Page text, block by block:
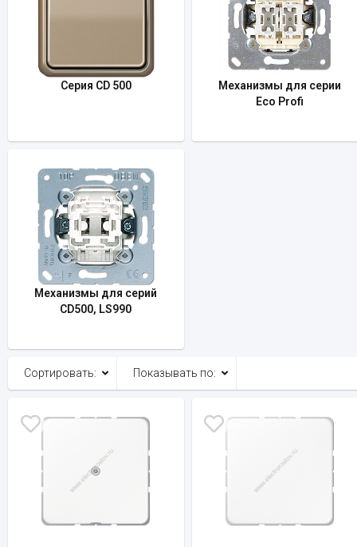
Серия CD 500
Механизмы для серии
Eco Profi
Механизмы для серий
CD500, LS990
Сортировать: Показывать по: